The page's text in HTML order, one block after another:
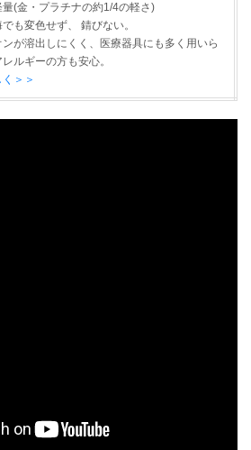
量(金・プラチナの約1/4の軽さ)
でも変色せず、 錆びない。
ンが溶出しにくく、医療器具にも多く用いら
ルギーの方も安心。
＞＞